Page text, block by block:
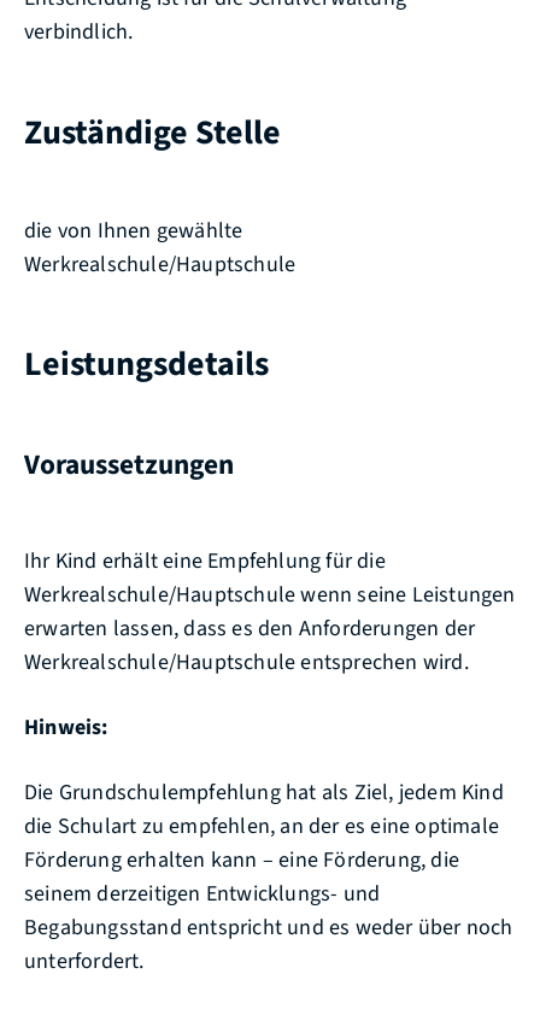
verbindlich.
Zuständige Stelle
die von Ihnen gewählte
Werkrealschule/Hauptschule
Leistungsdetails
Voraussetzungen
Ihr Kind erhält eine Empfehlung für die
Werkrealschule/Hauptschule wenn seine Leistungen
erwarten lassen, dass es den Anforderungen der
Werkrealschule/Hauptschule entsprechen wird.
Hinweis:
Die Grundschulempfehlung hat als Ziel, jedem Kind
die Schulart zu empfehlen, an der es eine optimale
Förderung erhalten kann – eine Förderung, die
seinem derzeitigen Entwicklungs- und
Begabungsstand entspricht und es weder über noch
unterfordert.